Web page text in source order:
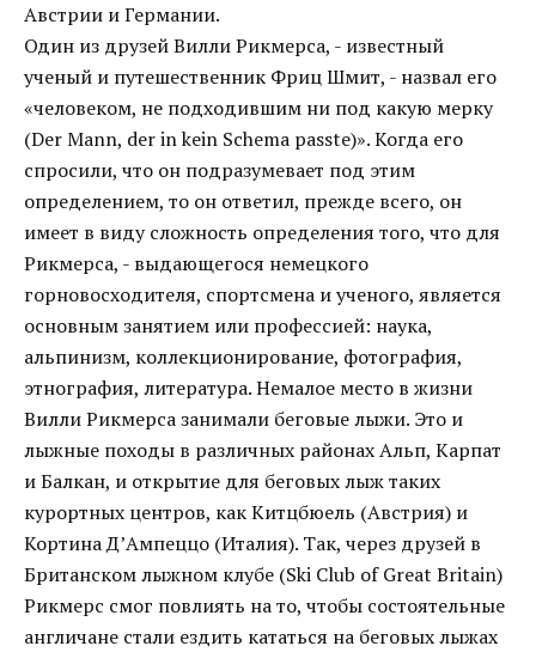
Австрии и Германии.
Один из друзей Вилли Рикмерса, - известный
ученый и путешественник Фриц Шмит, - назвал его
«человеком, не подходившим ни под какую мерку
(Der Mann, der in kein Schema passte)». Когда его
спросили, что он подразумевает под этим
определением, то он ответил, прежде всего, он
имеет в виду сложность определения того, что для
Рикмерса, - выдающегося немецкого
горновосходителя, спортсмена и ученого, является
основным занятием или профессией: наука,
альпинизм, коллекционирование, фотография,
этнография, литература. Немалое место в жизни
Вилли Рикмерса занимали беговые лыжи. Это и
лыжные походы в различных районах Альп, Карпат
и Балкан, и открытие для беговых лыж таких
курортных центров, как Китцбюель (Австрия) и
Кортина Д’Ампеццо (Италия). Так, через друзей в
Британском лыжном клубе (Ski Club of Great Britain)
Рикмерс смог повлиять на то, чтобы состоятельные
англичане стали ездить кататься на беговых лыжах